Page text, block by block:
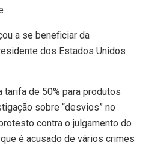
a se beneficiar da
dos Estados Unidos
tarifa de 50% para produtos
sobre “desvios” no
contra o julgamento do
é acusado de vários crimes